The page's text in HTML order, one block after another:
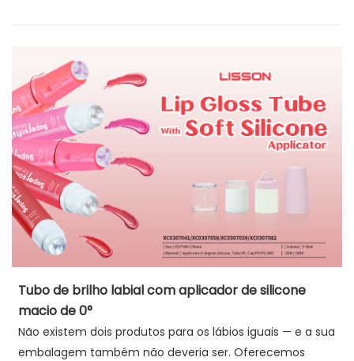
Tubo de brilho labial com aplicador de silicone
macio de 0°
Não existem dois produtos para os lábios iguais — e a sua
embalagem também não deveria ser. Oferecemos